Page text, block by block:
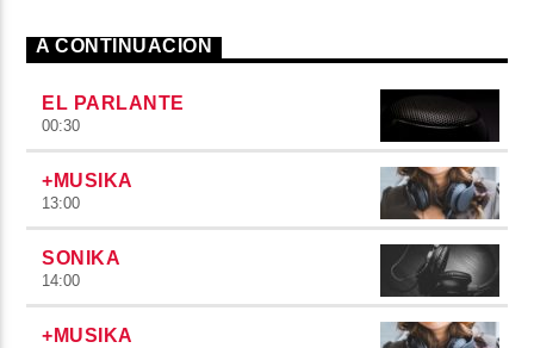
A CONTINUACIÓN
EL PARLANTE
00:30
+MUSIKA
13:00
SONIKA
14:00
+MUSIKA